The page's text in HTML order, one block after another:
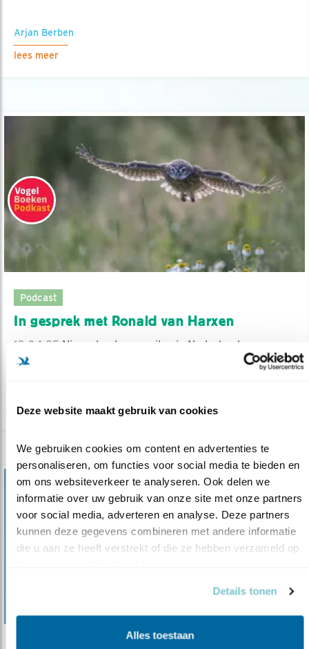
Deze website maakt gebruik van cookies
We gebruiken cookies om content en advertenties te
personaliseren, om functies voor social media te bieden en
om ons websiteverkeer te analyseren. Ook delen we
informatie over uw gebruik van onze site met onze partners
voor social media, adverteren en analyse. Deze partners
kunnen deze gegevens combineren met andere informatie
die u aan ze heeft verstrekt of die ze hebben verzameld op
Details tonen
Alles toestaan
Arjan Berben
lees meer
Podcast
In gesprek met Ronald van Harxen
18.04.25 Nieuw boek over uilen in Nederland.
lees meer